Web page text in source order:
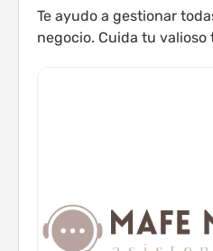
Te ayudo a gestionar
negocio. Cuida tu valioso